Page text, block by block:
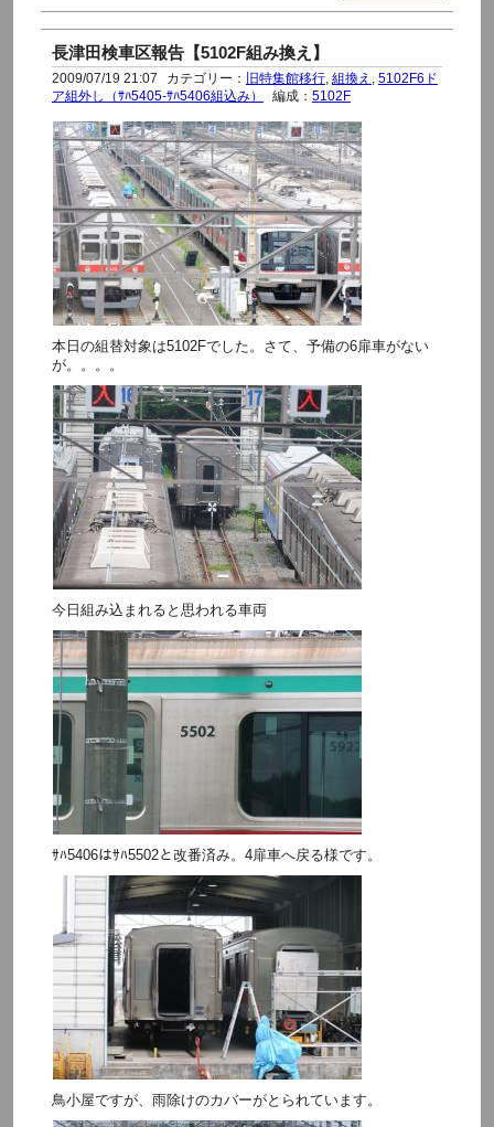
長津田検車区報告【5102F組み換え】
2009/07/19 21:07 カテゴリー： 旧特集館移行, 組換え
5102F6ド
ア組外し（ｻﾊ5405-ｻﾊ5406組込み）
編成： 5102F
本日の組替対象は5102Fでした。さて、予備の6扉車がない
が。。。。
今日組み込まれると思われる車両
ｻﾊ5406はｻﾊ5502と改番済み。4扉車へ戻る様です。
鳥小屋ですが、雨除けのカバーがとられています。